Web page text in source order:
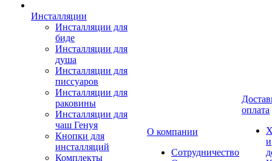
Инсталляции
Инсталляции для
биде
Инсталляции для
душа
Инсталляции для
писсуаров
Инсталляции для
раковины
Инсталляции для
чаш Генуя
Кнопки для
инсталляций
Комплекты
О компании
Сотрудничество
оплата
и